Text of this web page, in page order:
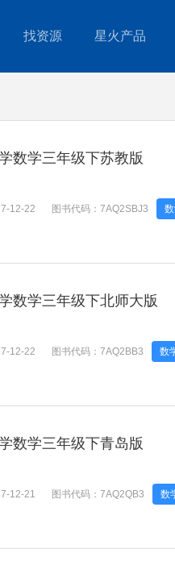
找资源 星火产品
数学三年级下苏教版
12-22 图书代码： 7AQ2SBJ3
数学三年级下北师大版
12-22 图书代码： 7AQ2BB3 数
数学三年级下青岛版
12-21 图书代码： 7AQ2QB3 数